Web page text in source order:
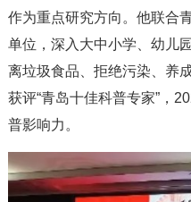
作为重点研究方向。他联合
单位，深入大中小学、幼儿
离垃圾食品、拒绝污染、养
获评“青岛十佳科普专家”，
普影响力。